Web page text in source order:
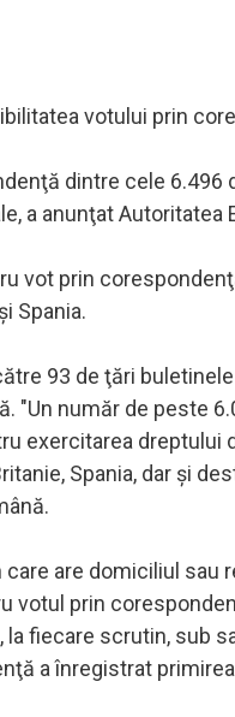
votului prin
dintre cele
a anunţat Autoritatea
vot prin
Spania.
93 de ţări
"Un număr de peste
exercitarea dreptului
Spania, dar şi
are domiciliul sau
votul prin
fiecare scrutin, sub
a înregistrat